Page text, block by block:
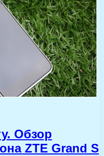
Обзор
ZTE Grand S